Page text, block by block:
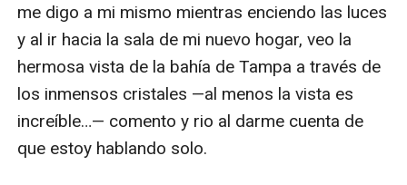
me digo a mi mismo mientras enciendo las luces
y al ir hacia la sala de mi nuevo hogar, veo la
hermosa vista de la bahía de Tampa a través de
los inmensos cristales —al menos la vista es
increíble…— comento y rio al darme cuenta de
que estoy hablando solo.